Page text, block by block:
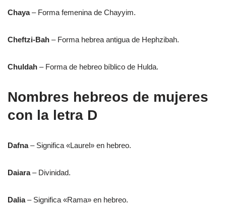
Chaya– Forma femenina de Chayyim.
Cheftzi-Bah – Forma hebrea antigua de Hephzibah.
Chuldah – Forma de hebreo bíblico de Hulda.
Nombres hebreos de mujeres
con la letra D
Dafna– Significa «Laurel» en hebreo.
Daiara– Divinidad.
Dalia– Significa «Rama» en hebreo.